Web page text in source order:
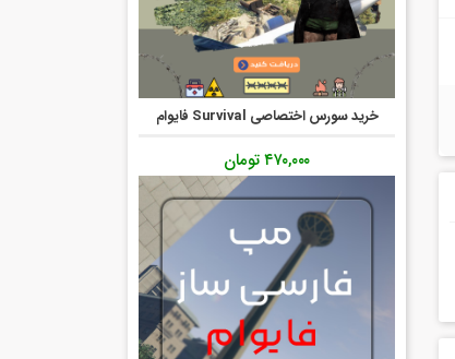
خرید سورس اختصاصی Survival فایوام
۴۷۰,۰۰۰تومان